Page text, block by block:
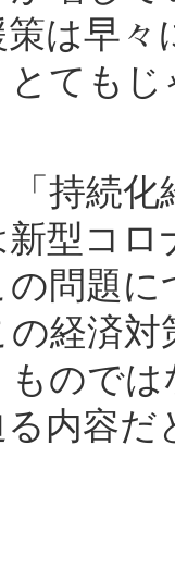
は早
とても
持続化
型コロ
の問題
経済
もので
内容